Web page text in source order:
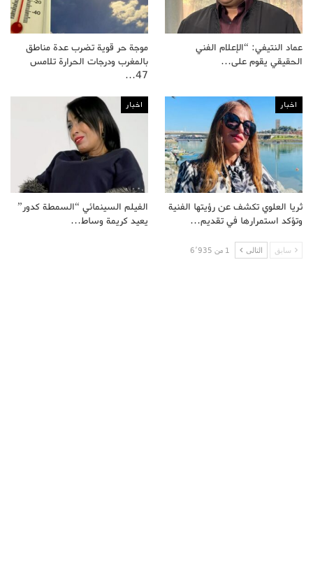
عماد النتيفي: “الإعلام الفني
الحقيقي يقوم على…
موجة حر قوية تضرب عدة مناطق
بالمغرب ودرجات الحرارة تلامس
47…
اخبار
ثريا العلوي تكشف عن رؤيتها الفنية
وتؤكد استمرارها في تقديم…
اخبار
الفيلم السينمائي “السمطة كدور”
يعيد كريمة وساط…
سابق التالى 1 من 6٬935